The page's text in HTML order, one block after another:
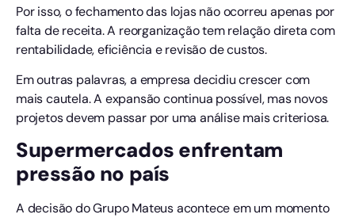
Por isso, o fechamento das lojas não ocorreu apenas por
falta de receita. A reorganização tem relação direta com
rentabilidade, eficiência e revisão de custos.
Em outras palavras, a empresa decidiu crescer com
mais cautela. A expansão continua possível, mas novos
projetos devem passar por uma análise mais criteriosa.
Supermercados enfrentam
pressão no país
A decisão do Grupo Mateus acontece em um momento